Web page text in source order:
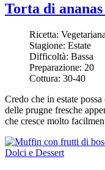
Torta di
Ricetta: Vegetariana
Stagione: Estate
Difficoltà: Bassa
Preparazione: 20
Cottura: 30-40
Credo che in estate
delle prugne fresche
che cresce molto
Dolci e Dessert